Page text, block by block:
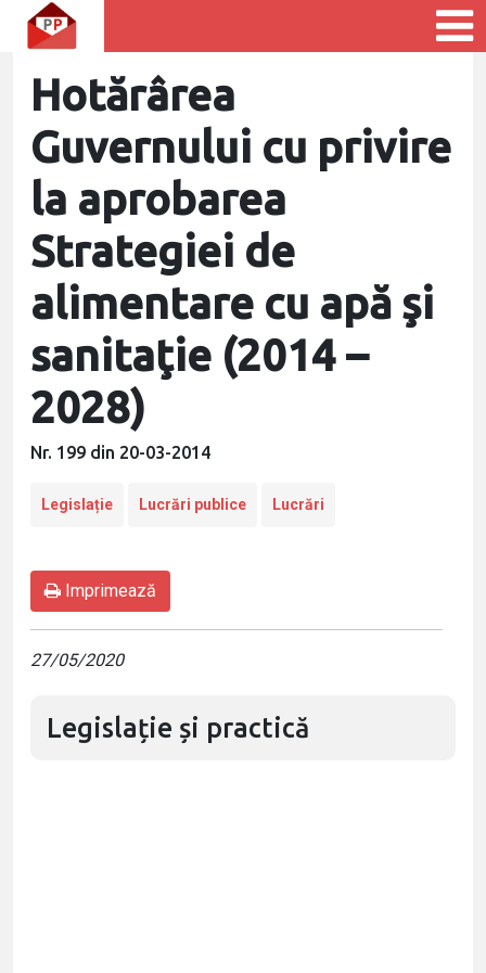
Hotărârea
Guvernului cu privire
la aprobarea
Strategiei de
alimentare cu apă şi
sanitaţie (2014 –
2028)
Nr. 199 din 20-03-2014
Legislație Lucrări publice Lucrări
Imprimează
27/05/2020
Legislație și practică